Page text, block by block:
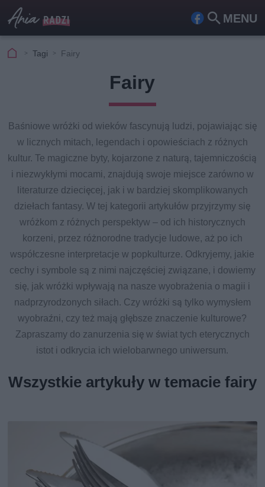
MENU
Fa Szu
Tagi Fairy
Fairy
Baśniowe wróżki od wieków fascynują ludzi, pojawiając się
w licznych mitach, legendach i opowieściach z różnych
kultur. Te magiczne byty, kojarzone z naturą, tajemniczością
i niezwykłymi mocami, znajdują swoje miejsce zarówno w
literaturze dziecięcej, jak i w bardziej skomplikowanych
dziełach fantasy. W tej kategorii artykułów przyjrzymy się
wróżkom z różnych perspektyw – od ich historycznych
korzeni, przez różnorodne tradycje ludowe, aż po ich
współczesne interpretacje w popkulturze. Odkryjemy, jakie
cechy i symbole są z nimi najczęściej związane, i dowiemy
się, jak wróżki wpływają na nasze wyobrażenia o magii i
nadprzyrodzonych siłach. Czy wróżki są tylko wymysłem
wyobraźni, czy też mają głębsze znaczenie kulturowe?
Zapraszamy do zanurzenia się w świat tych eterycznych
istot i odkrycia ich wielobarwnego uniwersum.
Wszystkie artykuły w temacie fairy